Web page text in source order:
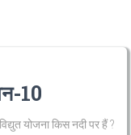
10
योजना किस नदी पर हैं ?